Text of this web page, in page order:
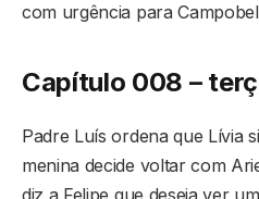
com urgência para
Capítulo 008 –
Padre Luís ordena que Lívia
menina decide voltar com
diz a Felipe que deseja ver